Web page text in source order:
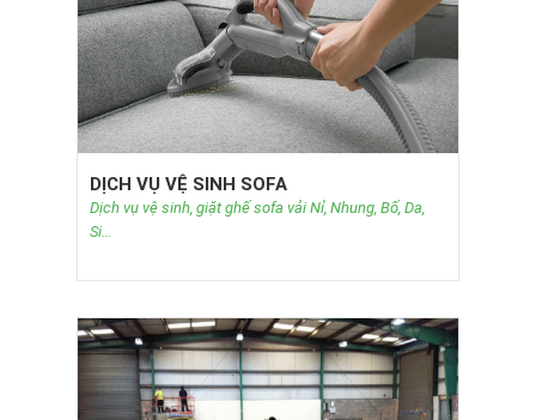
DỊCH VỤ VỆ SINH SOFA
Dịch vụ vệ sinh, giặt ghế sofa vải Nỉ, Nhung, Bố, Da,
Si…